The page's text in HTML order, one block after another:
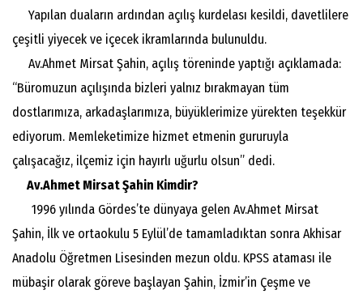
Yapılan duaların ardından açılış kurdelası kesildi, davetlilere
çeşitli yiyecek ve içecek ikramlarında bulunuldu.
Av.Ahmet Mirsat Şahin, açılış töreninde yaptığı açıklamada:
“Büromuzun açılışında bizleri yalnız bırakmayan tüm
dostlarımıza, arkadaşlarımıza, büyüklerimize yürekten teşekkür
ediyorum. Memleketimize hizmet etmenin gururuyla
çalışacağız, ilçemiz için hayırlı uğurlu olsun” dedi.
Av.Ahmet Mirsat Şahin Kimdir?
1996 yılında Gördes’te dünyaya gelen Av.Ahmet Mirsat
Şahin, İlk ve ortaokulu 5 Eylül’de tamamladıktan sonra Akhisar
Anadolu Öğretmen Lisesinden mezun oldu. KPSS ataması ile
mübaşir olarak göreve başlayan Şahin, İzmir’in Çeşme ve